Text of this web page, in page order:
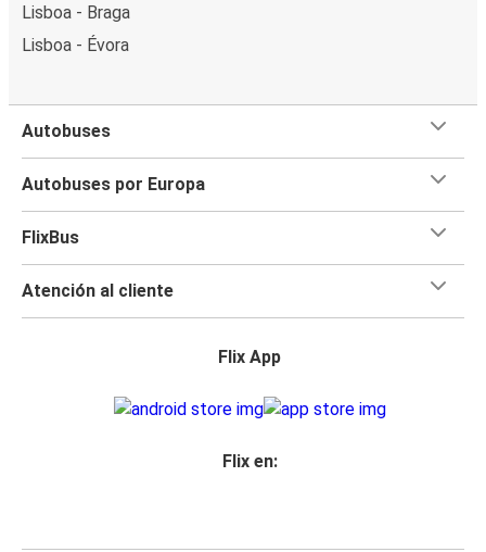
Lisboa - Braga
Lisboa - Évora
Autobuses
Autobuses por Europa
FlixBus
Atención al cliente
Flix App
Flix en: